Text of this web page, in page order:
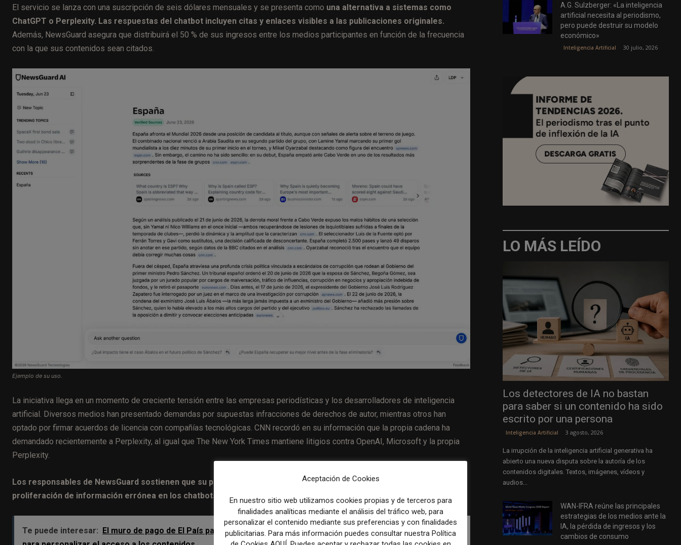
El servicio se lanza con una suscripción de seis dólares mensuales y se presenta como una alternativa a sistemas como
ChatGPT o Perplexity. Las respuestas del chatbot incluyen citas y enlaces visibles a las publicaciones originales.
Además, NewsGuard asegura que distribuirá el 50 % de sus ingresos entre los medios participantes en función de la frecuencia
con la que sus contenidos sean citados.
Ejemplo de su uso.
La iniciativa llega en un momento de creciente tensión entre las empresas periodísticas y los desarrolladores de inteligencia
artificial. Diversos medios han presentado demandas por supuestas infracciones de derechos de autor, mientras otros han
optado por firmar acuerdos de licencia con compañías tecnológicas. CNN recordó en su información que la propia cadena ha
demandado recientemente a Perplexity, al igual que The New York Times mantiene litigios contra OpenAI, Microsoft y la propia
Perplexity.
Los responsables de NewsGuard sostienen que su propuesta intenta resolver dos problemas simultáneamente: la
proliferación de información errónea en los chatbots y la falta de compensación económica a los medios.
Te puede interesar: El muro de pago de El País pasa a tomar decisiones en tiempo real con inteligencia artificial
A.G. Sulzberger: «La inteligencia
artificial necesita al periodismo,
pero puede destruir su modelo
económico»
Inteligencia Artificial 30 julio, 2026
LO MÁS LEÍDO
Los detectores de IA no bastan
para saber si un contenido ha sido
escrito por una persona
Inteligencia Artificial 3 agosto, 2026
La irrupción de la inteligencia artificial generativa ha
abierto una nueva disputa sobre la autoría de los
contenidos digitales. Textos, imágenes, vídeos y
audios...
WAN-IFRA reúne las principales
estrategias de los medios ante la
IA, la pérdida de ingresos y los
cambios de consumo
Aceptación de Cookies
En nuestro sitio web utilizamos cookies propias y de terceros para
finalidades analíticas mediante el análisis del tráfico web, para
personalizar el contenido mediante sus preferencias y con finalidades
publicitarias. Para más información puedes consultar nuestra Política